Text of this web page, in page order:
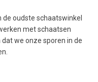
oudste schaatswinkel
met schaatsen
we onze sporen in de